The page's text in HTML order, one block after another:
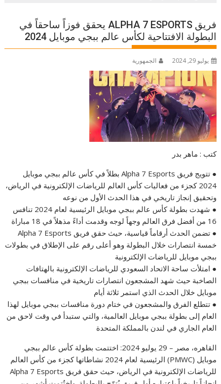
فريق ALPHA 7 ESPORTS يحقق فوزاً ساحقاً في
البطولة الافتتاحية لكأس عالم ببجي موبايل 2024
يوليو 29, 2024 الجمهورية
كتب : ماهر بدر
● تتويج فريق Alpha 7 Esports بطلاً في كأس عالم ببجي موبايل
2024 كجزء من فعاليات كأس العالم للرياضات الإلكترونية في الرياض،
وتحقيق إنجاز تاريخي في هذا الحدث الأول من نوعه
● شهدت بطولة كأس عالم ببجي موبايل الرئيسية لعام 2024 تنافس
16 من أفضل فرق العالم وجهاً لوجه وقدمت أداءً مذهلاً في 18 مباراة
● تضمن الحدث أرقاماً قياسية، حيث حقق فريق Alpha 7 Esports
خمسة انتصارات خلال البطولة وهو أعلى رقم على الإطلاق في بطولات
ببجي موبايل للرياضات الإلكترونية
● امتلأت ساحة الاتحاد السعودي للرياضات الإلكترونية بالهتافات
الصاخبة حيث شهد المشجعون انتصارات تاريخية في منافسات ببجي
موبايل خلال الحدث الذي استمر ثلاثة أيام
● تتطلع الفرق والمشجعون في ختام دورة منافسات ببجي موبايل لهذا
العام إلى بطولة ببجي موبايل العالمية، والتي ستبدأ في وقت لاحق من
العام الجاري في لندن بالمملكة المتحدة
القاهره، مصر – 29 يوليو 2024: اختتمت بطولة كأس عالم ببجي
موبايل (PMWC) الرئيسية لعام 2024 نشاطاتها كجزء من كأس العالم
للرياضات الإلكترونية في الرياض، حيث حقق فريق Alpha 7 Esports